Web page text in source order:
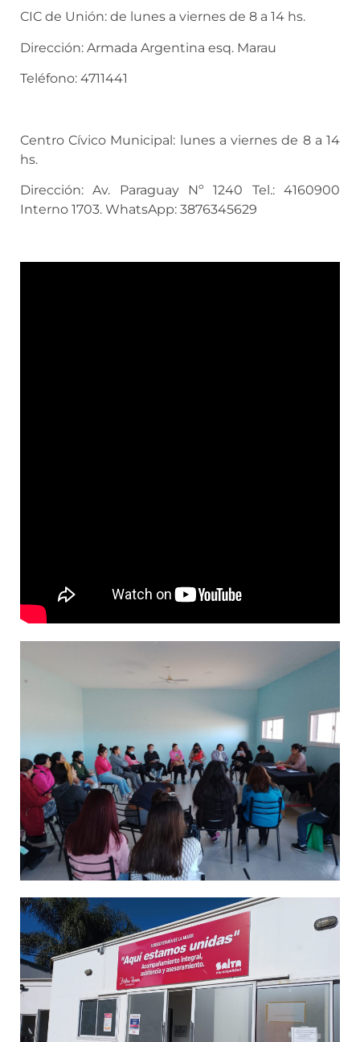
CIC de Unión: de lunes a viernes de 8 a 14 hs.
Dirección: Armada Argentina esq. Marau
Teléfono: 4711441
Centro Cívico Municipal: lunes a viernes de 8 a 14
hs.
Dirección: Av. Paraguay Nº 1240 Tel.: 4160900
Interno 1703. WhatsApp: 3876345629